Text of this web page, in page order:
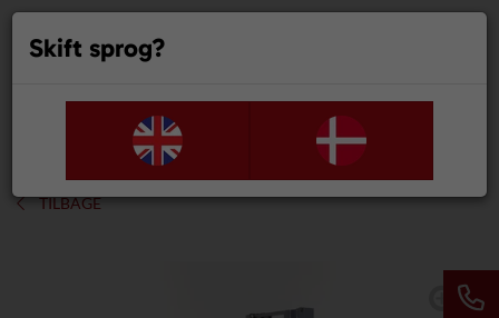
TILBAGE

Skift sprog?